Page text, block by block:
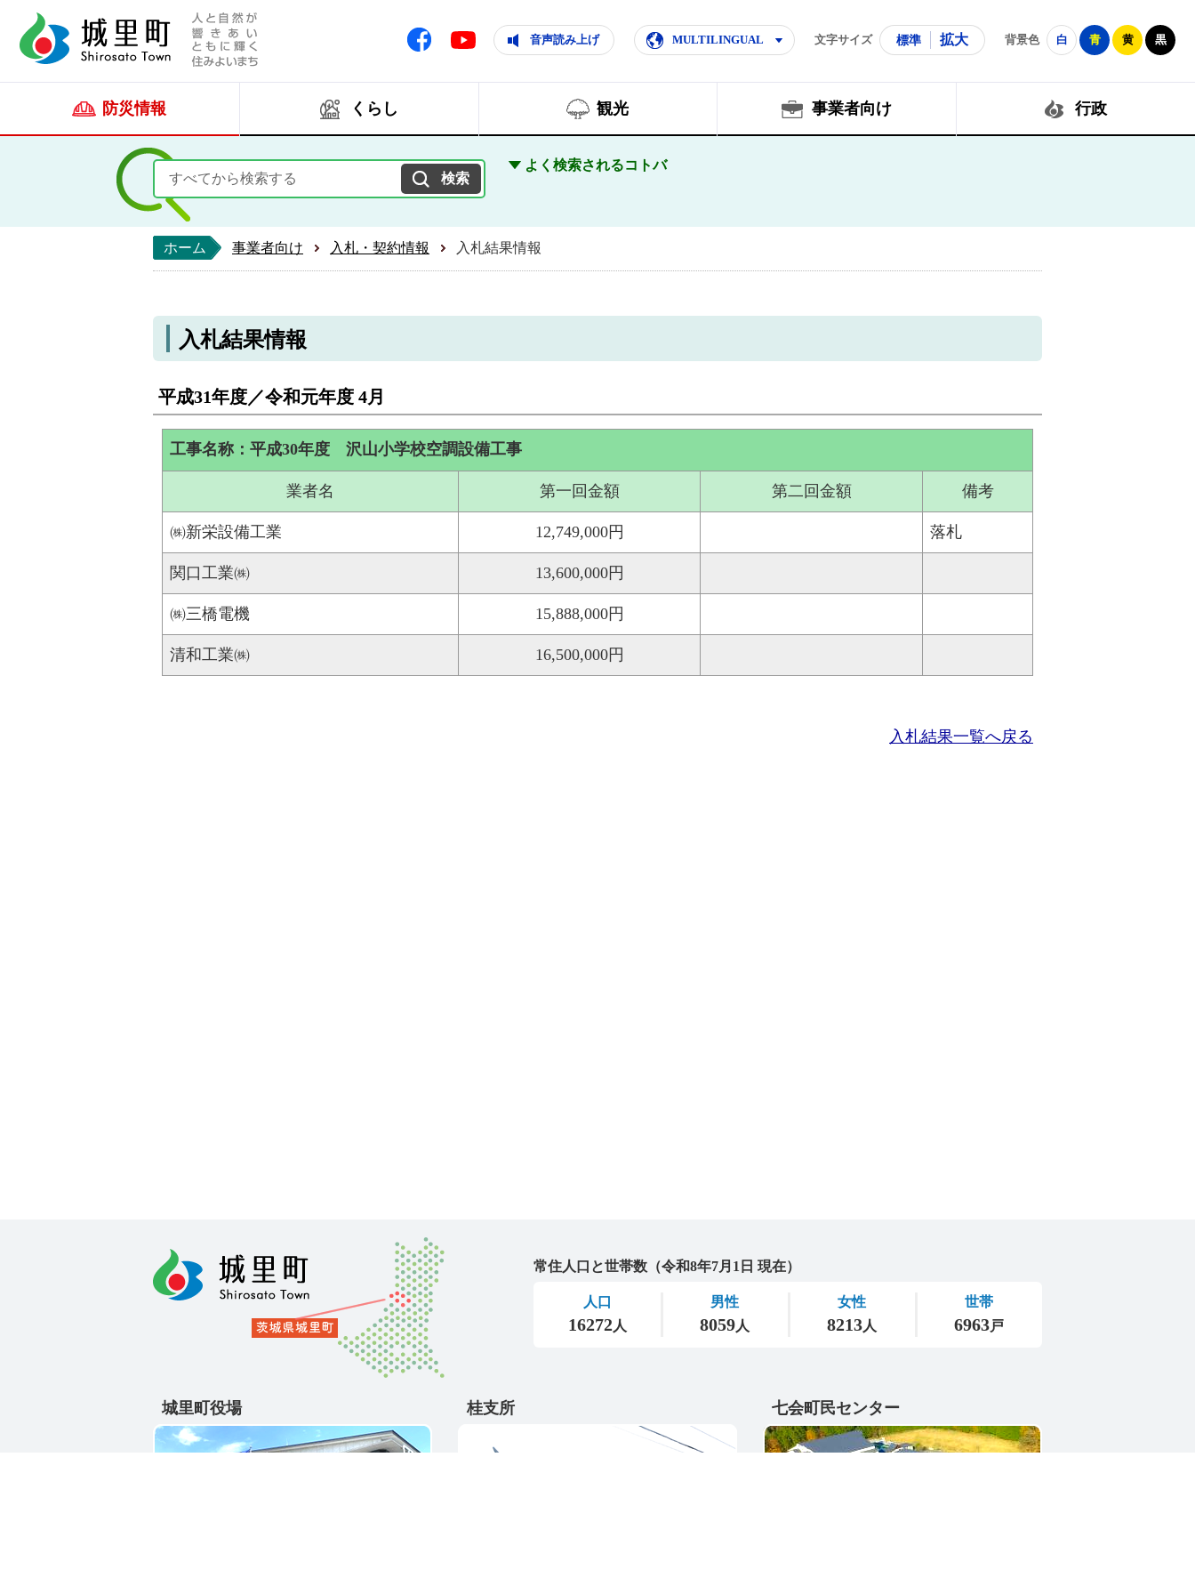
人と自然が響きあいともに輝く住みよいまち
Facebook Youtube 音声読み上げ MULTILINGUAL 文字サイズ 標準 拡大 背景色 白 青 黄 黒
防災情報 くらし 観光 事業者向け 行政
よく検索されるコトバ
ホーム 事業者向け 入札・契約情報 入札結果情報
入札結果情報
平成31年度／令和元年度 4月
工事名称：平成30年度 沢山小学校空調設備工事
業者名 第一回金額 第二回金額 備考
㈱新栄設備工業 12,749,000円 落札
関口工業㈱ 13,600,000円
㈱三橋電機 15,888,000円
清和工業㈱ 16,500,000円
入札結果一覧へ戻る
城里町役場 桂支所 七会町民センター